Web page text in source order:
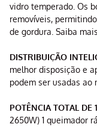
vidro temperado. Os
removíveis,
de gordura. Saiba
DISTRIBUIÇÃO
melhor disposição e
podem ser usadas ao
POTÊNCIA TOTAL DE
2650W) 1 queimador